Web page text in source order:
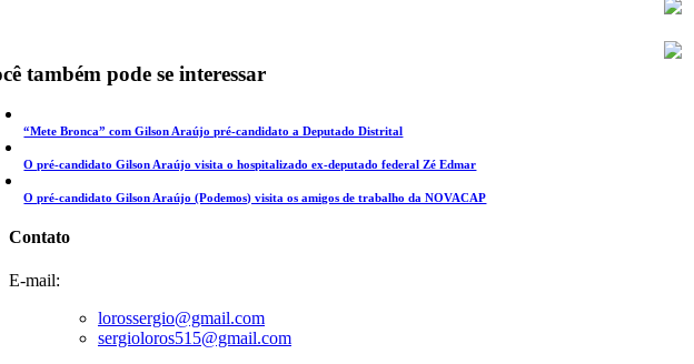
também pode se interessar
“Mete Bronca” com Gilson Araújo pré-candidato a Deputado Distrital
O pré-candidato Gilson Araújo visita o hospitalizado ex-deputado federal Zé Edmar
O pré-candidato Gilson Araújo (Podemos) visita os amigos de trabalho da NOVACAP
Contato
E-mail:
lorossergio@gmail.com
sergioloros515@gmail.com